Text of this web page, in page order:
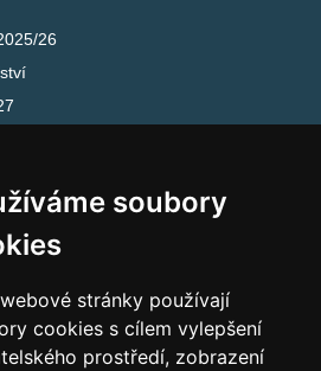
soubory
stránky používají
cookies s cílem vylepšení
prostředí, zobrazení
26